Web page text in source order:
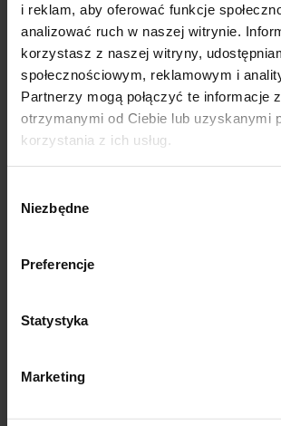
i reklam, aby oferować funkcje
analizować ruch w naszej witrynie.
korzystasz z naszej witryny,
społecznościowym, reklamowym i
Partnerzy mogą połączyć te informacje
otrzymanymi od Ciebie lub uzyskanymi
korzystania z ich usług.
zgody
Niezbędne
Preferencje
Statystyka
Marketing
560,00 zł